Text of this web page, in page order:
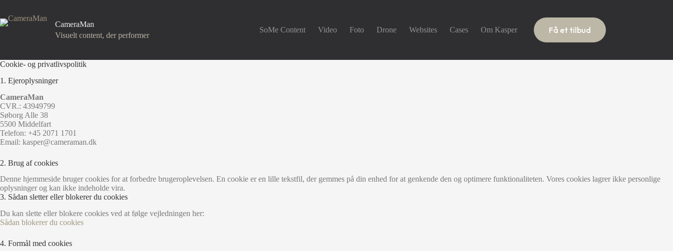
indhold
CameraMan
Visuelt content, der performer
SoMe Content Video Foto Drone Websites Cases Om Kasper Få et tilbud
Cookie- og privatlivspolitik
1. Ejeroplysninger
CameraMan
CVR.: 43949799
Søborg Alle 38
5500 Middelfart
Telefon: +45 2071 1701
Email: kasper@cameraman.dk
2. Brug af cookies
Denne hjemmeside bruger cookies for at forbedre brugeroplevelsen. En cookie er en lille tekstfil, der gemmes på din enhed for at genkende den og optimere funktionaliteten. Vores cookies lagrer ikke personlige
oplysninger og kan ikke indeholde vira.
3. Sådan sletter eller blokerer du cookies
Du kan slette eller blokere cookies ved at følge vejledningen her:
Sådan blokerer du cookies
4. Formål med cookies